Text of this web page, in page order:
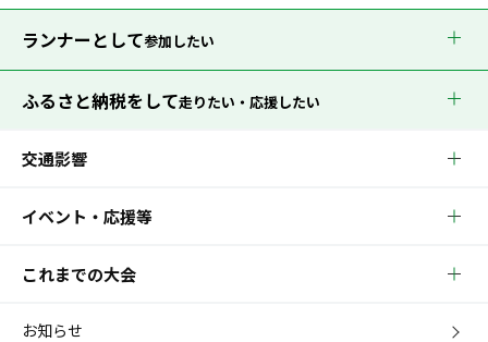
ランナーとして参加したい
ふるさと納税をして走りたい・応援したい
交通影響
イベント・応援等
これまでの大会
お知らせ